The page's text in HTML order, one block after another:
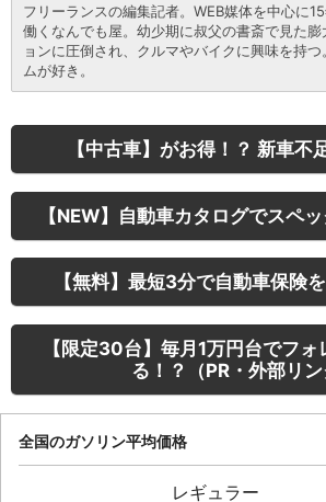
フリーランスの編集記者。WEB媒体を中心に
働くなんでも屋。幼少期に叔父の書斎で見た
ョンに圧倒され、クルマやバイクに興味を持
ムが好き。
【中古車】がお得！？ 新車不
【NEW】自動車カタログでスペ
【無料】最短3分で自動車保険
【限定30台】毎月1万円台でフ
る！？（PR・外部リン
全国のガソリン平均価格
レギュラー